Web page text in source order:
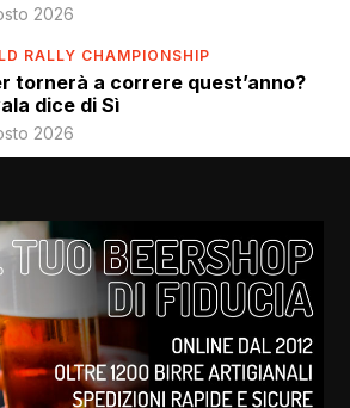
2026
RALLY CHAMPIONSHIP
tornerà a correre quest’anno?
dice di Sì
2026